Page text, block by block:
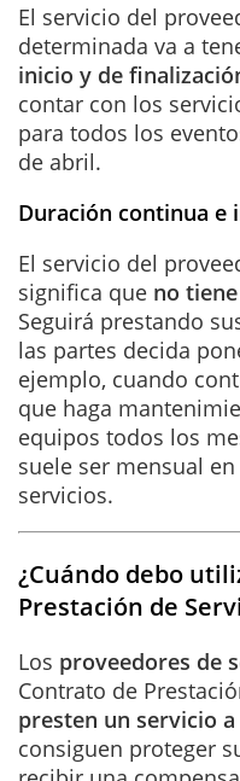
El servicio del
determinada va a
inicio y de
contar con los
para todos los
de abril.
Duración continua e
El servicio del
significa que no
Seguirá prestando
las partes decida
ejemplo, cuando
que haga
equipos todos los
suele ser mensual
servicios.
¿Cuándo debo
Prestación de
Los proveedores de
Contrato de
presten un servicio
consiguen proteger